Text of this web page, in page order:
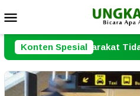
ke
kontenMobile
Konten Spesial
Tidak Beraktivitas di